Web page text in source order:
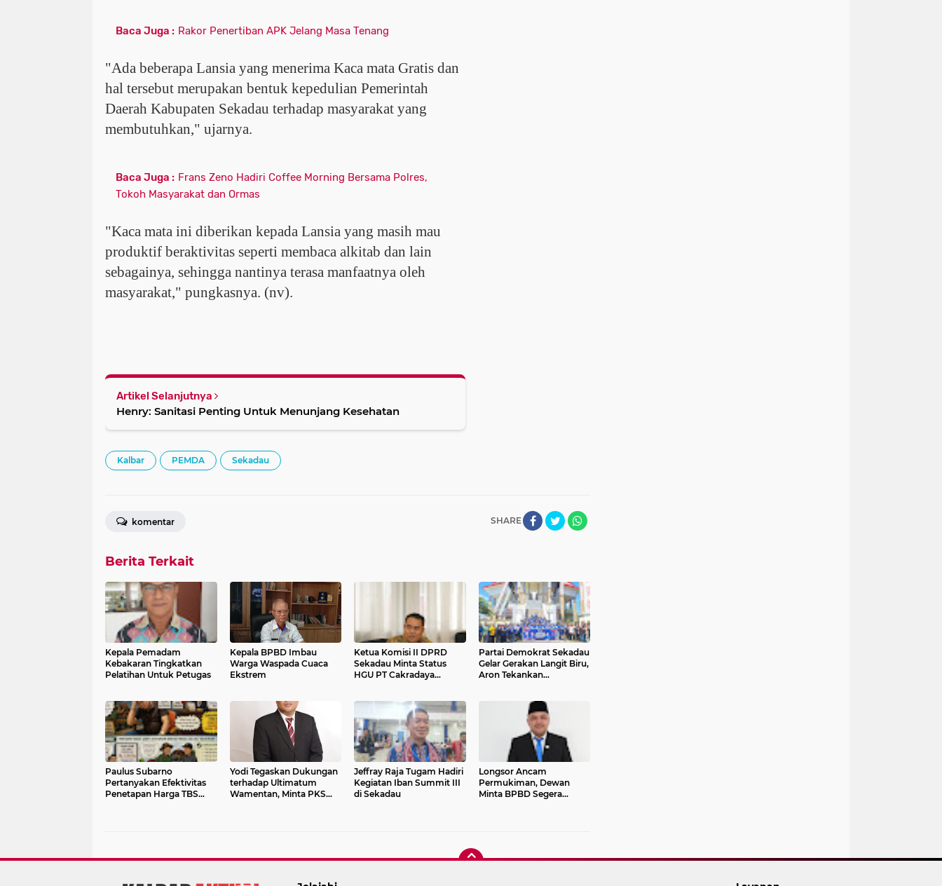
Baca Juga : Rakor Penertiban APK Jelang Masa Tenang
"Ada beberapa Lansia yang menerima Kaca mata Gratis dan
hal tersebut merupakan bentuk kepedulian Pemerintah
Daerah Kabupaten Sekadau terhadap masyarakat yang
membutuhkan," ujarnya.
Baca Juga : Frans Zeno Hadiri Coffee Morning Bersama Polres,
Tokoh Masyarakat dan Ormas
"Kaca mata ini diberikan kepada Lansia yang masih mau
produktif beraktivitas seperti membaca alkitab dan lain
sebagainya, sehingga nantinya terasa manfaatnya oleh
masyarakat," pungkasnya. (nv).
Artikel Selanjutnya
Henry: Sanitasi Penting Untuk Menunjang Kesehatan
Kalbar PEMDA Sekadau
SHARE
komentar
Berita Terkait
Kepala Pemadam
Kebakaran Tingkatkan
Pelatihan Untuk Petugas
Kepala BPBD Imbau
Warga Waspada Cuaca
Ekstrem
Ketua Komisi II DPRD
Sekadau Minta Status
HGU PT Cakradaya
Partai Demokrat Sekadau
Gelar Gerakan Langit Biru,
Aron Tekankan
Paulus Subarno
Pertanyakan Efektivitas
Penetapan Harga TBS
Yodi Tegaskan Dukungan
terhadap Ultimatum
Wamentan, Minta PKS
Jeffray Raja Tugam Hadiri
Kegiatan Iban Summit III
di Sekadau
Longsor Ancam
Permukiman, Dewan
Minta BPBD Segera